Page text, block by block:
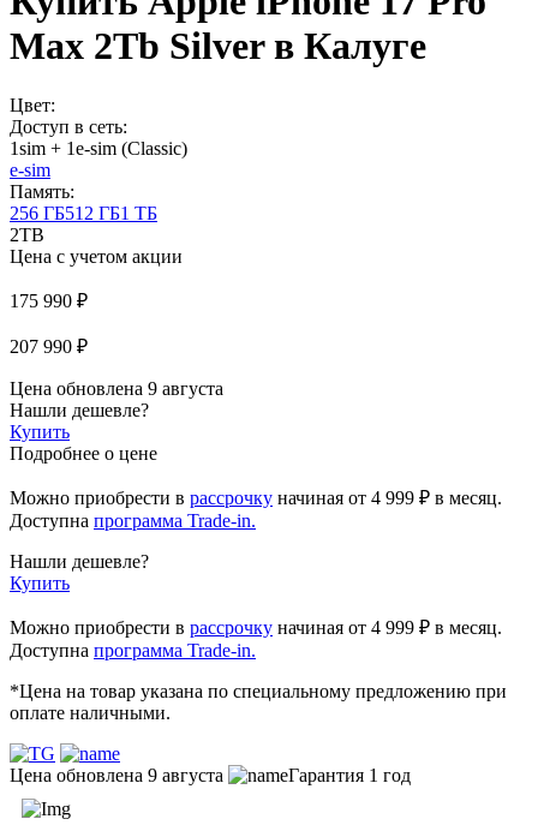
Max 2Tb Silver в Калуге
Цвет:
Доступ в сеть:
1sim + 1e-sim (Classic)
e-sim
Память:
256 ГБ512 ГБ1 ТБ
2TB
Цена с учетом акции
175 990 ₽
207 990 ₽
Цена обновлена 9 августа
Нашли дешевле?
Купить
Подробнее о цене
Можно приобрести в рассрочку начиная от 4 999 ₽ в месяц.
Доступна программа Trade-in.
Нашли дешевле?
Купить
Можно приобрести в рассрочку начиная от 4 999 ₽ в месяц.
Доступна программа Trade-in.
*Цена на товар указана по специальному предложению при
оплате наличными.
Цена обновлена 9 августа Гарантия 1 год